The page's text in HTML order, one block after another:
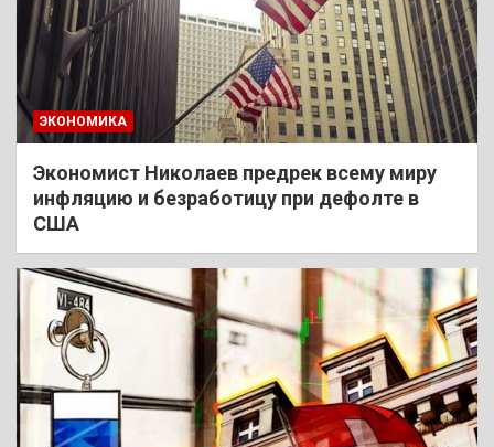
ЭКОНОМИКА
Экономист Николаев предрек всему миру
инфляцию и безработицу при дефолте в
США